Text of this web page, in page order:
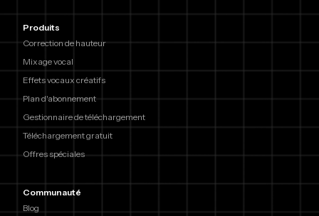
Produits
Correction de hauteur
Mixage vocal
Effets vocaux créatifs
Plan d'abonnement
Gestionnaire de téléchargement
Téléchargement gratuit
Offres spéciales
Communauté
Blog